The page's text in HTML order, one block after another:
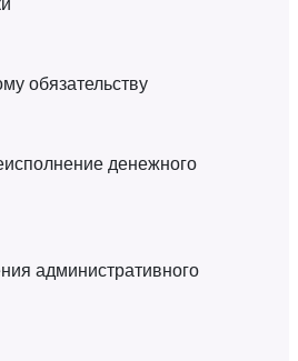
обязательству
денежного
административного